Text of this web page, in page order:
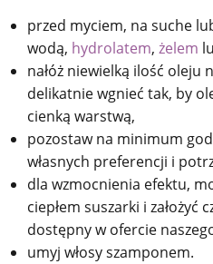
przed myciem, na suche
wodą, hydrolatem, żelem
nałóż niewielką ilość oleju
delikatnie wgnieć tak, by
cienką warstwą,
pozostaw na minimum
własnych preferencji i
dla wzmocnienia efektu,
ciepłem suszarki i założyć
dostępny w ofercie
umyj włosy szamponem.